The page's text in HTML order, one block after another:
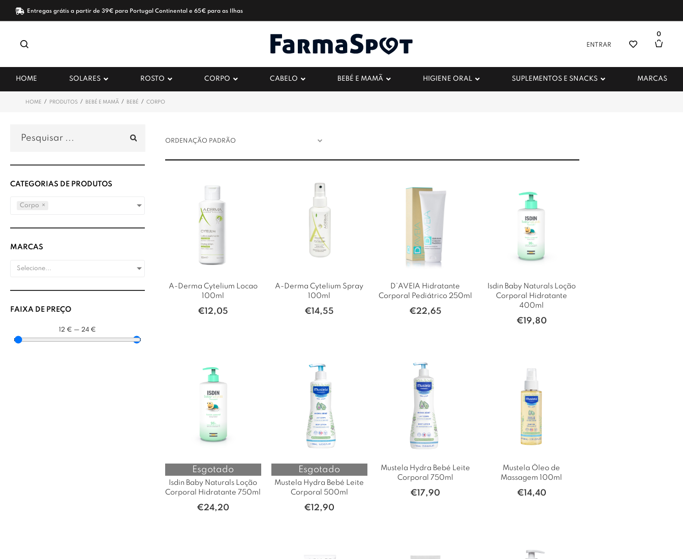
Entregas grátis a partir de 39€ para Portugal Continental e 65€ para as Ilhas
ENTRAR
0
HOME SOLARES ROSTO CORPO CABELO BEBÉ E MAMÃ HIGIENE ORAL SUPLEMENTOS E SNACKS MARCAS
HOME / PRODUTOS / BEBÉ E MAMÃ / BEBÉ / CORPO
CATEGORIAS DE PRODUTOS
Corpo ×
MARCAS
Selecione...
FAIXA DE PREÇO
12 € — 24 €
A-Derma Cytelium Locao
100ml
€12,05
A-Derma Cytelium Spray
100ml
€14,55
D’AVEIA Hidratante
Corporal Pediátrico 250ml
€22,65
Isdin Baby Naturals Loção
Corporal Hidratante
400ml
€19,80
Esgotado
Isdin Baby Naturals Loção
Corporal Hidratante 750ml
€24,20
Esgotado
Mustela Hydra Bebé Leite
Corporal 500ml
€12,90
Mustela Hydra Bebé Leite
Corporal 750ml
€17,90
Mustela Óleo de
Massagem 100ml
€14,40